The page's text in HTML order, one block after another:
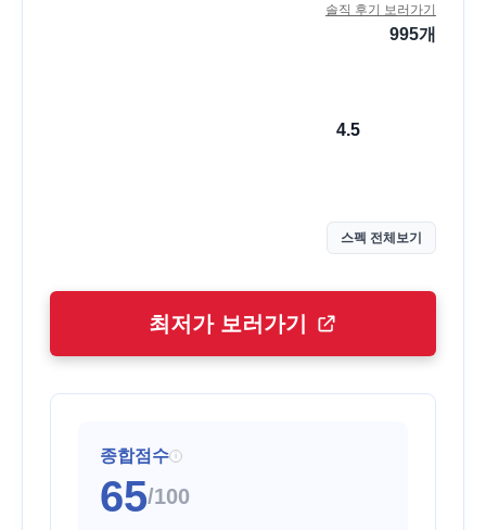
솔직 후기 보러가기
995개
4.5
스펙 전체보기
최저가 보러가기
종합점수 i
65/100